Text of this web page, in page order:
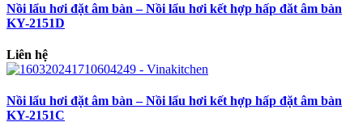
Nồi lẩu hơi đặt âm bàn – Nồi lẩu hơi kết hợp hấp đăt âm bàn
KY-2151D
Liên hệ
Nồi lẩu hơi đặt âm bàn – Nồi lẩu hơi kết hợp hấp đặt âm bàn
KY-2151C